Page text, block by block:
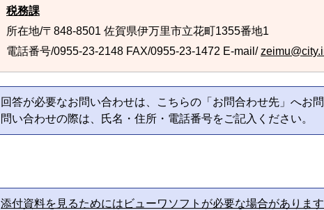
税務課
所在地/〒848-8501 佐賀県伊万里市立花町1355番地1
電話番号/0955-23-2148 FAX/0955-23-1472 E-mail/
回答が必要なお問い合わせは、こちらの「お問合わせ先」へお
問い合わせの際は、氏名・住所・電話番号をご記入ください。
添付資料を見るためにはビューワソフトが必要な場合がありま